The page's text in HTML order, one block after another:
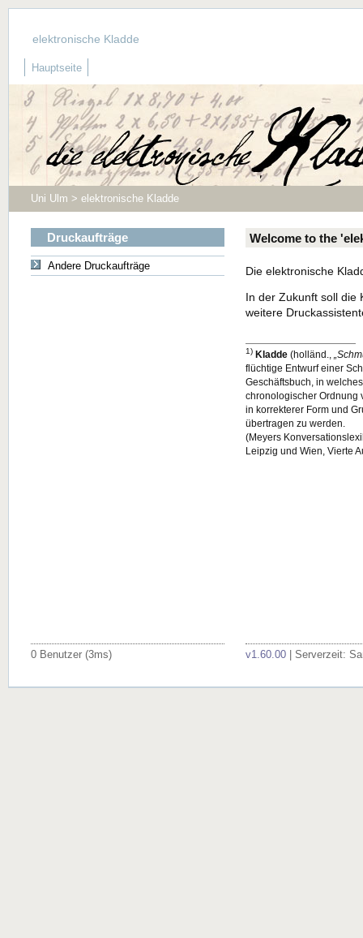
elektronische Kladde
Hauptseite
Uni Ulm > elektronische Kladde
Druckaufträge
Andere Druckaufträge
Welcome to the
Die elektronische
In der Zukunft soll
weitere
1) Kladde (holländ.,
flüchtige Entwurf einer
Geschäftsbuch, in
chronologischer Ordnung
in korrekterer Form und
übertragen zu werden.
(Meyers
Leipzig und Wien, Vierte
0 Benutzer (3ms) v1.60.00 | Serverzeit: